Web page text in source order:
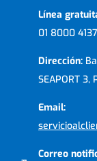
Línea
01 8000
Dirección:
SEAPORT 3,
Email:
Correo